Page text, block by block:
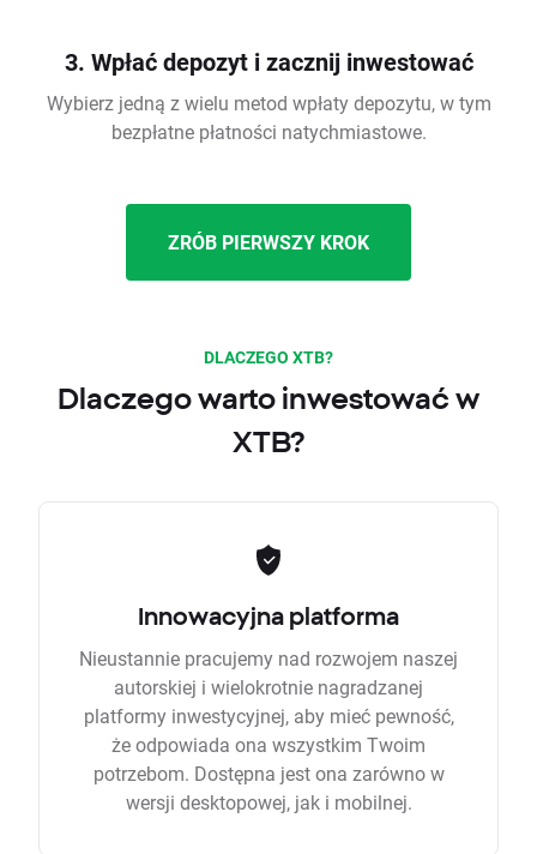
3. Wpłać depozyt i zacznij inwestować
Wybierz jedną z wielu metod wpłaty depozytu, w tym
bezpłatne płatności natychmiastowe.
ZRÓB PIERWSZY KROK
DLACZEGO XTB?
Dlaczego warto inwestować w
XTB?
Innowacyjna platforma
Nieustannie pracujemy nad rozwojem naszej
autorskiej i wielokrotnie nagradzanej
platformy inwestycyjnej, aby mieć pewność,
że odpowiada ona wszystkim Twoim
potrzebom. Dostępna jest ona zarówno w
wersji desktopowej, jak i mobilnej.